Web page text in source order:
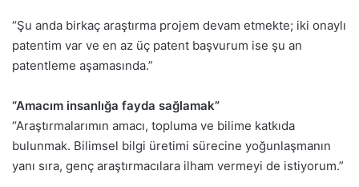
“Şu anda birkaç araştırma projem devam etmekte; iki onaylı
patentim var ve en az üç patent başvurum ise şu an
patentleme aşamasında.”
“Amacım insanlığa fayda sağlamak”
“Araştırmalarımın amacı, topluma ve bilime katkıda
bulunmak. Bilimsel bilgi üretimi sürecine yoğunlaşmanın
yanı sıra, genç araştırmacılara ilham vermeyi de istiyorum.”